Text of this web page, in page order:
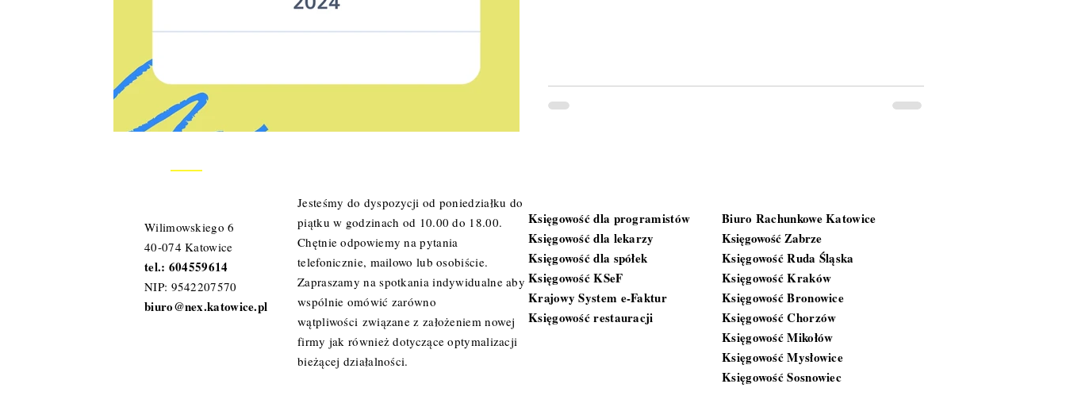
Jesteśmy do dyspozycji od poniedziałku do
piątku w godzinach od 10.00 do 18.00.
Chętnie odpowiemy na pytania
telefonicznie, mailowo lub osobiście.
Zapraszamy na spotkania indywidualne aby
wspólnie omówić zarówno
wątpliwości związane z założeniem nowej
firmy jak również dotyczące optymalizacji
bieżącej działalności.
Wilimowskiego 6
40-074 Katowice
tel.: 604559614
NIP: 9542207570
biuro@nex.katowice.pl
Księgowość dla programistów
Księgowość dla lekarzy
Księgowość dla spółek
Księgowość KSeF
Krajowy System e-Faktur
Księgowość restauracji
Biuro Rachunkowe Katowice
Księgowość Zabrze
Księgowość Ruda Śląska
Księgowość Kraków
Księgowość Bronowice
Księgowość Chorzów
Księgowość Mikołów
Księgowość Mysłowice
Księgowość Sosnowiec